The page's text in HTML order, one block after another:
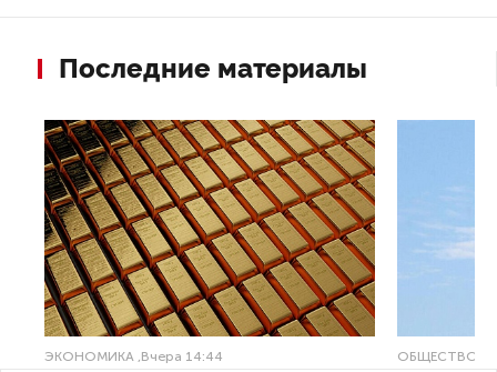
Последние материалы
ЭКОНОМИКА ,Вчера 14:44 ОБЩЕСТВО